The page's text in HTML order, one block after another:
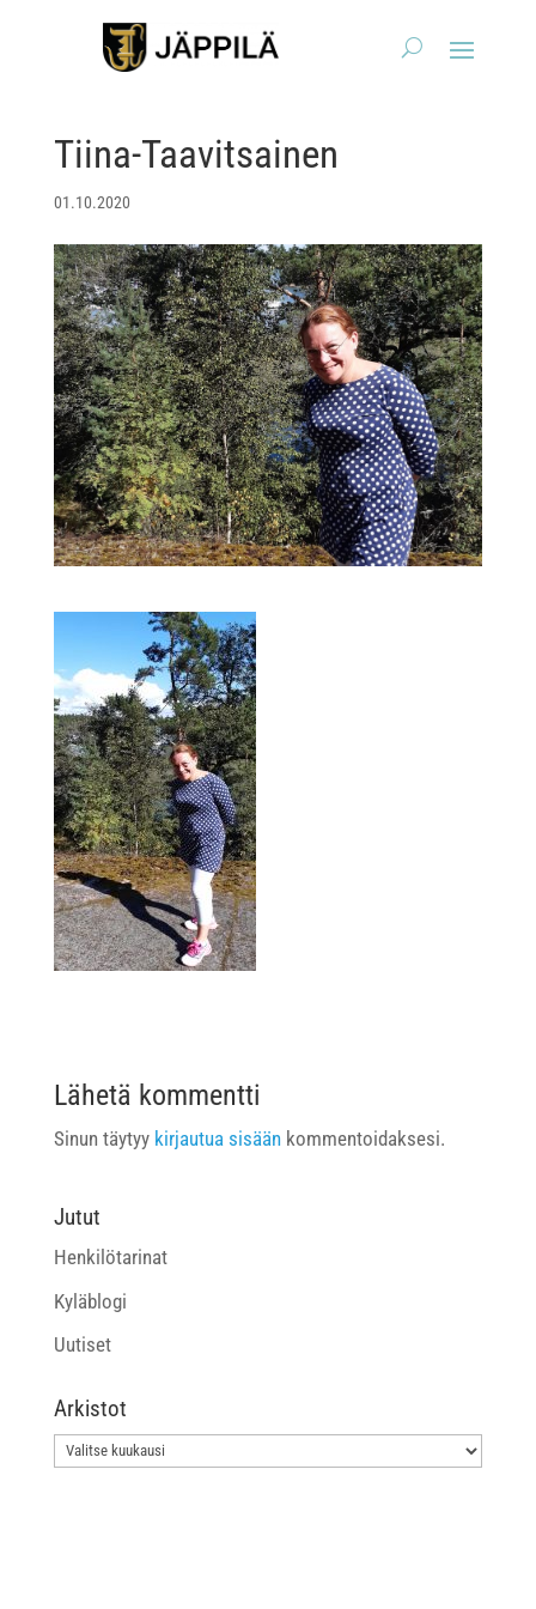
Tiina-Taavitsainen
01.10.2020
Lähetä kommentti
Sinun täytyy kirjautua sisäänkommentoidaksesi.
Jutut
Henkilötarinat
Kyläblogi
Uutiset
Arkistot
Arkistot